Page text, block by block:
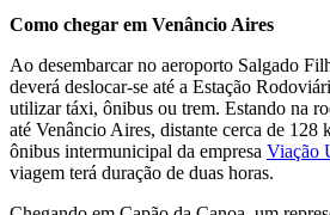
Como chegar em Venâncio Aires
Ao desembarcar no aeroporto Salgado
deverá deslocar-se até a Estação
utilizar táxi, ônibus ou trem. Estando na
até Venâncio Aires, distante cerca de 128
ônibus intermunicipal da empresa Viação
viagem terá duração de duas horas.